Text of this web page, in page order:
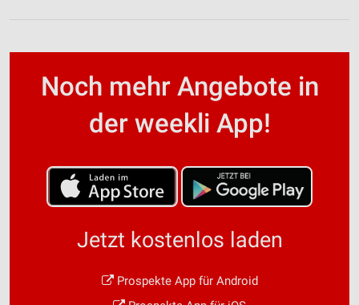
Noch mehr Angebote in
der weekli App!
Jetzt kostenlos laden
Prospekte App für Android